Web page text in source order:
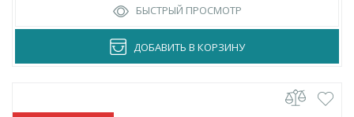
БЫСТРЫЙ ПРОСМОТР
ДОБАВИТЬ В КОРЗИНУ